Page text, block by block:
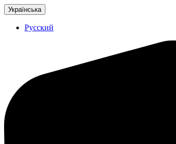
Українська
Русский